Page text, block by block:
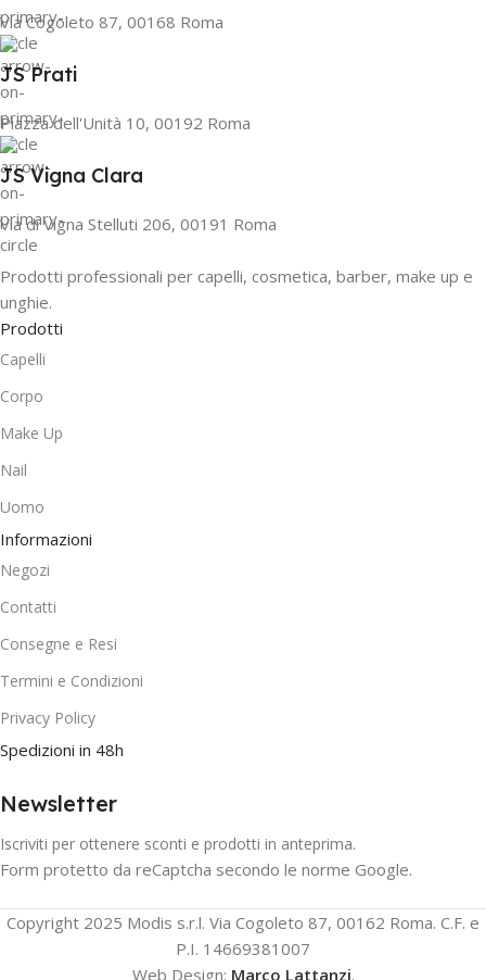
Via Cogoleto 87, 00168 Roma
JS Prati
Piazza dell'Unità 10, 00192 Roma
JS Vigna Clara
Via di Vigna Stelluti 206, 00191 Roma
Prodotti professionali per capelli, cosmetica, barber, make up e
unghie.
Prodotti
Capelli
Corpo
Make Up
Nail
Uomo
Informazioni
Negozi
Contatti
Consegne e Resi
Termini e Condizioni
Privacy Policy
Spedizioni in 48h
Newsletter
Iscriviti per ottenere sconti e prodotti in anteprima.
Form protetto da reCaptcha secondo le norme Google.
Copyright 2025 Modis s.r.l. Via Cogoleto 87, 00162 Roma. C.F. e
P.I. 14669381007
Web Design: Marco Lattanzi.